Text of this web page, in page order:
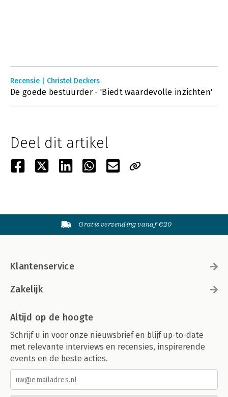
Recensie | Christel Deckers
De goede bestuurder - 'Biedt waardevolle inzichten'
Deel dit artikel
Gratis verzending vanaf €20
Klantenservice
Zakelijk
Altijd op de hoogte
Schrijf u in voor onze nieuwsbrief en blijf up-to-date
met relevante interviews en recensies, inspirerende
events en de beste acties.